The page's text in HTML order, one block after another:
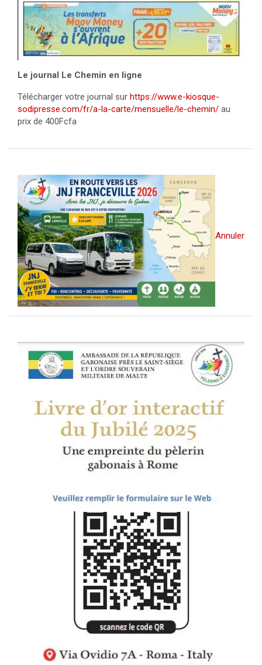
Le journal Le Chemin en ligne
Télécharger votre journal sur https://www.e-kiosque-
sodipresse.com/fr/a-la-carte/mensuelle/le-chemin/ au
prix de 400Fcfa
Annuler